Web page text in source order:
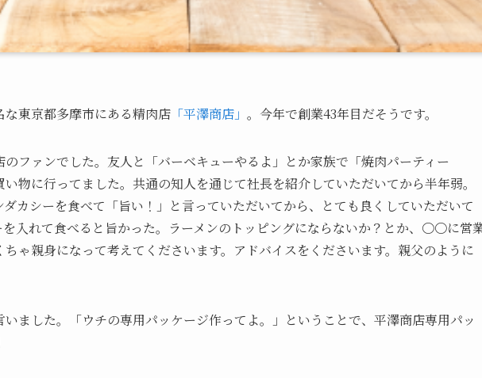
東京都多摩市にある精肉店 「平澤商店」 。今年で創業43年目だそうです。
ファンでした。友人と「バーベキューやるよ」とか家族で「焼肉パーティー
物に行ってました。共通の知人を通じて社長を紹介していただいてから半年弱。
カシーを食べて「旨い！」と言っていただいてから、とても良くしていただいて
入れて食べると旨かった。ラーメンのトッピングにならないか？とか、〇〇に営
ゃ親身になって考えてくださいます。アドバイスをくださいます。親父のように
ました。「ウチの専用パッケージ作ってよ。」ということで、平澤商店専用パッ